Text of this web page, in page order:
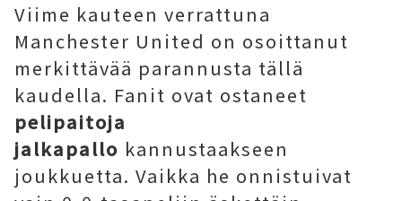
Viime kauteen verrattuna
Manchester United on osoittanut
merkittävää parannusta tällä
kaudella. Fanit ovat ostaneet
pelipaitoja
jalkapallo kannustaakseen
joukkuetta. Vaikka he onnistuivat